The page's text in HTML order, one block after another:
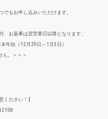
でもお申し込みいただけます。
、お返事は翌営業日以降となります。
年始（12月29日～1月3日）
ん。＞＞＞
ください！】